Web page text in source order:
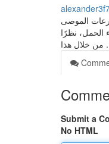
الموصى
الحمل، نظرًا
Submit a
No HTML